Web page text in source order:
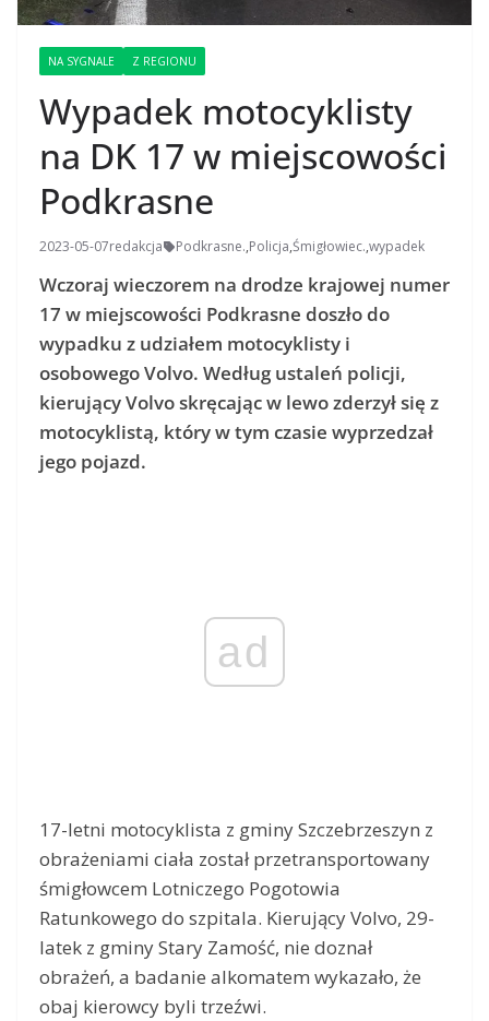
NA SYGNALE Z REGIONU
Wypadek motocyklisty
na DK 17 w miejscowości
Podkrasne
2023-05-07redakcja Podkrasne.,Policja,Śmigłowiec.,wypadek
Wczoraj wieczorem na drodze krajowej numer
17 w miejscowości Podkrasne doszło do
wypadku z udziałem motocyklisty i
osobowego Volvo. Według ustaleń policji,
kierujący Volvo skręcając w lewo zderzył się z
motocyklistą, który w tym czasie wyprzedzał
jego pojazd.
ad
17-letni motocyklista z gminy Szczebrzeszyn z
obrażeniami ciała został przetransportowany
śmigłowcem Lotniczego Pogotowia
Ratunkowego do szpitala. Kierujący Volvo, 29-
latek z gminy Stary Zamość, nie doznał
obrażeń, a badanie alkomatem wykazało, że
obaj kierowcy byli trzeźwi.